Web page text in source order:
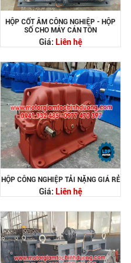
HỘP CỐT ÂM CÔNG NGHIỆP - HỘP
SỐ CHO MÁY CÁN TÔN
Giá: Liên hệ
HỘP CÔNG NGHIỆP TẢI NẶNG GIÁ RẺ
Giá: Liên hệ